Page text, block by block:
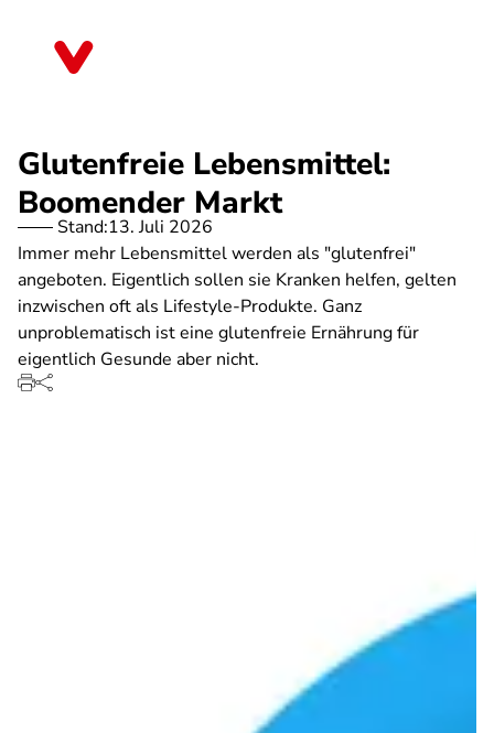
Glutenfreie Lebensmittel:
Boomender Markt
Stand:13. Juli 2026
Immer mehr Lebensmittel werden als "glutenfrei"
angeboten. Eigentlich sollen sie Kranken helfen, gelten
inzwischen oft als Lifestyle-Produkte. Ganz
unproblematisch ist eine glutenfreie Ernährung für
eigentlich Gesunde aber nicht.